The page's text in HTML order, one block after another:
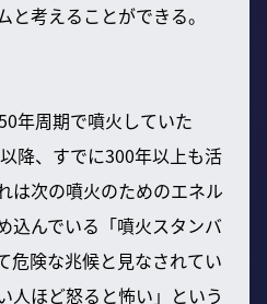
考えることができる。
年周期で噴火していた
降、すでに300年以上も活
は次の噴火のためのエネル
込んでいる「噴火スタンバ
危険な兆候と見なされてい
人ほど怒ると怖い」という